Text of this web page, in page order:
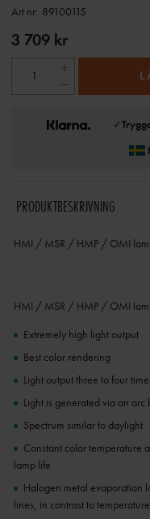
Art nr: 89100115
3 709 kr
✓
PRODUKTBESKRIVNING
HMI / MSR / HMP / OMI
HMI / MSR / HMP / OMI
Extremely high light output
Best color rendering
Light output three to four
Light is generated via an
Spectrum similar to daylight
Constant color temperature
lamp life
Halogen metal evaporation
lines, in contrast to